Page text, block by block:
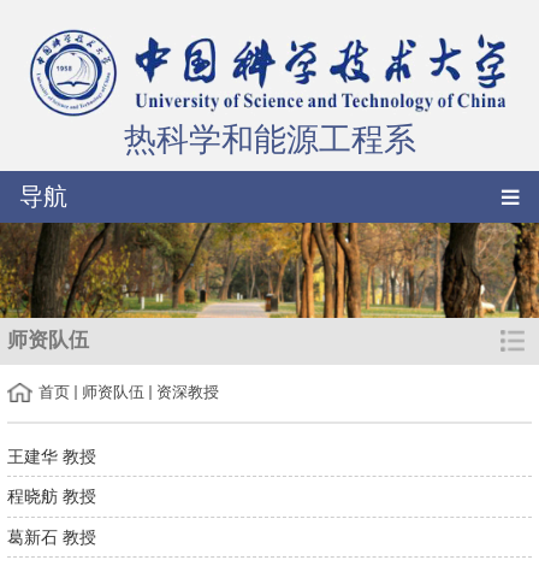
热科学和能源工程系
导航
师资队伍
首页 师资队伍 资深教授
王建华 教授
程晓舫 教授
葛新石 教授